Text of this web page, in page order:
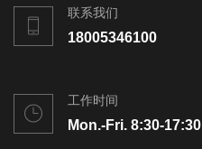
联系我们
18005346100
工作时间
Mon.-Fri. 8:30-17:30